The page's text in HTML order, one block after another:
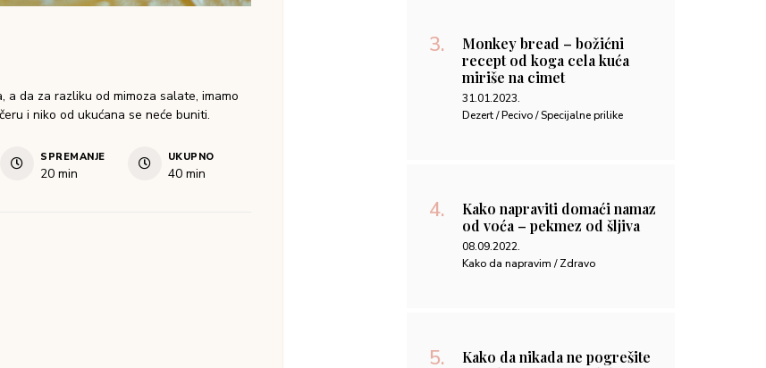
a da za razliku od mimoza salate, imamo
i niko od ukućana se neće buniti.
SPREMANJE
20 min
UKUPNO
40 min
Monkey bread – božićni
recept od koga cela kuća
miriše na cimet
31.01.2023.
Dezert / Pecivo / Specijalne prilike
Kako napraviti domaći namaz
od voća – pekmez od šljiva
08.09.2022.
Kako da napravim / Zdravo
Kako da nikada ne pogrešite